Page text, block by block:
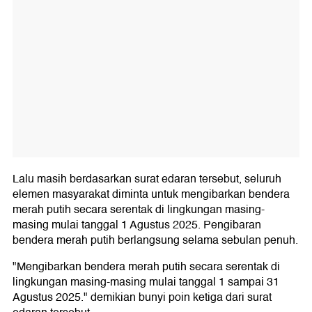
Lalu masih berdasarkan surat edaran tersebut, seluruh
elemen masyarakat diminta untuk mengibarkan bendera
merah putih secara serentak di lingkungan masing-
masing mulai tanggal 1 Agustus 2025. Pengibaran
bendera merah putih berlangsung selama sebulan penuh.
"Mengibarkan bendera merah putih secara serentak di
lingkungan masing-masing mulai tanggal 1 sampai 31
Agustus 2025." demikian bunyi poin ketiga dari surat